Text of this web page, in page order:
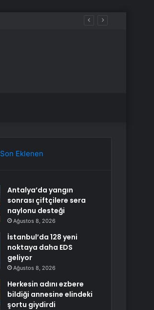
Son Eklenen
Antalya’da yangın
sonrası çiftçilere sera
naylonu desteği
Ağustos 8, 2026
İstanbul’da 128 yeni
noktaya daha EDS
geliyor
Ağustos 8, 2026
Herkesin adını ezbere
bildiği annesine elindeki
şortu giydirdi